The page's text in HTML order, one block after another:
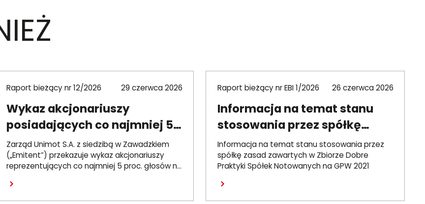
Raport bieżący nr 12/2026 29 czerwca 2026
Wykaz akcjonariuszy
posiadających co najmniej 5
proc. głosów na ZWZ 26
czerwca 2026 r.
Zarząd Unimot S.A. z siedzibą w Zawadzkiem
(„Emitent”) przekazuje wykaz akcjonariuszy
reprezentujących co najmniej 5 proc. głosów na
które odbyło się 26 czerwca 2026 r. („ZWZ”).
Raport bieżący nr EBI 1/2026 26 czerwca 2026
Informacja na temat stanu
stosowania przez spółkę
zasad DPSN2021
Informacja na temat stanu stosowania przez
spółkę zasad zawartych w Zbiorze Dobre
Praktyki Spółek Notowanych na GPW 2021